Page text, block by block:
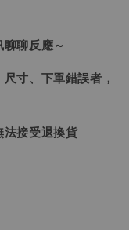
聊反應～
寸、下單錯誤者，
法接受退換貨